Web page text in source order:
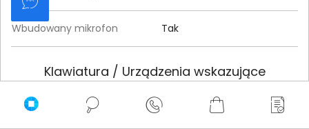
Wbudowany mikrofon Tak
Klawiatura / Urządzenia wskazujące
Układ klawiatury Qwerty (International)